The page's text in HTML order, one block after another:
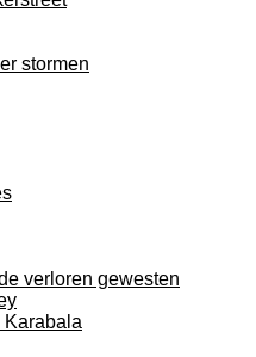
stormen
verloren gewesten
Karabala